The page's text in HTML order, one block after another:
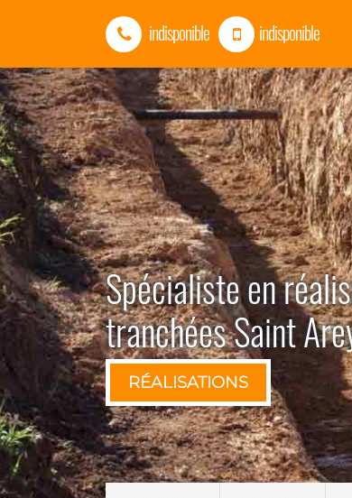
indisponible indisponible
Spécialiste en
tranchées Saint
RÉALISATIONS